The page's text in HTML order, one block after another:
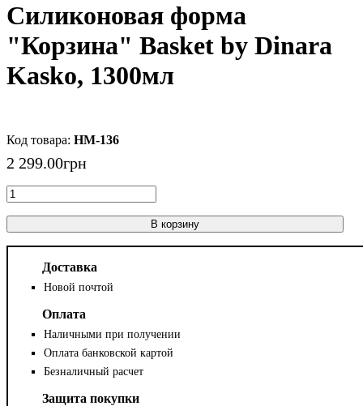
Силиконовая форма
"Корзина" Basket by Dinara
Kasko, 1300мл
HM-136
2 299.00грн
В корзину
Доставка
Новой почтой
Оплата
Наличными при получении
Оплата банковской картой
Безналичный расчет
Защита покупки